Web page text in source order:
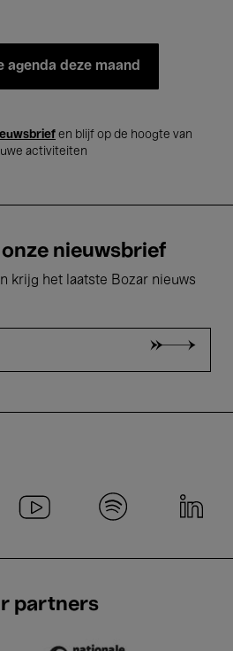
agenda deze maand
en blijf op de hoogte van
activiteiten
nieuwsbrief
krijg het laatste Bozar nieuws
partners